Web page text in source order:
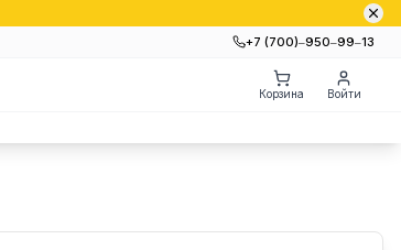
+7 (700)‒950‒99‒13
Корзина Войти